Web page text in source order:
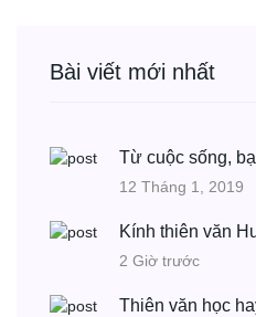
Bài viết mới nhất
Từ cuộc sống,
12 Tháng 1, 2019
Kính thiên văn
2 Giờ trước
Thiên văn học